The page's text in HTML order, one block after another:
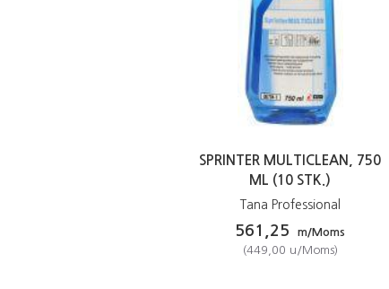
SPRINTER MULTICLEAN, 750
ML (10 STK.)
Tana Professional
561,25
m/Moms
(449,00 u/Moms)